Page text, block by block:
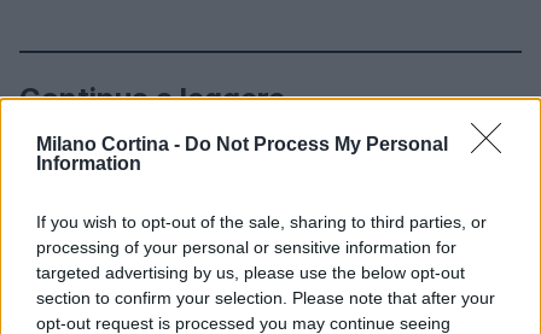
Milano Cortina - Do Not Process My Personal
Information
If you wish to opt-out of the sale, sharing to third parties, or
processing of your personal or sensitive information for
targeted advertising by us, please use the below opt-out
section to confirm your selection. Please note that after your
opt-out request is processed you may continue seeing
Continua a leggere
NEWS